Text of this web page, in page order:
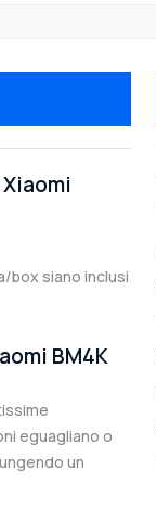
box siano inclusi
BM4K
eguagliano o
un